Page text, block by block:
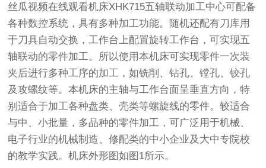
丝瓜视频在线观看机床XHK715五轴联动加工中心可配备
各种数控系统，具有多种加工功能。随机还配有刀库用
于刀具自动交换，工作台上配置旋转工作台，可实现五
轴联动的零件加工。所以使用本机床可实现零件一次装
夹后进行多种工序的加工，如铣削、钻孔、镗孔、铰孔
及攻螺纹等。本机床的主轴与工作台面呈垂直方向，特
别适合于加工各种盘类、壳类等螺旋线的零件。较适合
与中、小批量，多品种的零件加工，可广泛用于机械、
电子行业的机械制造、修配类的中小企业及大中专院校
的教学实践。机床外形图如图1所示。